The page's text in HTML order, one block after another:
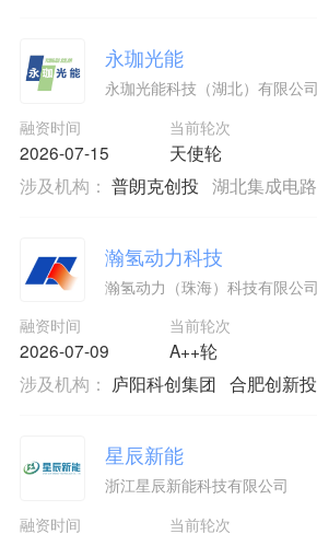
永珈光能
永珈光能科技（湖北）有限公司
融资时间
2026-07-15
当前轮次
天使轮
涉及机构： 普朗克创投 湖北集成电
瀚氢动力科技
瀚氢动力（珠海）科技有限公司
融资时间
2026-07-09
当前轮次
A++轮
涉及机构： 庐阳科创集团 合肥创新
星辰新能
浙江星辰新能科技有限公司
融资时间
当前轮次